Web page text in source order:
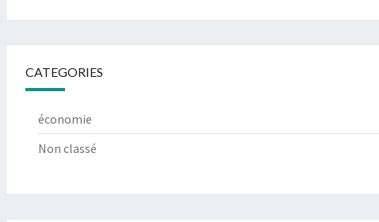
CATEGORIES
économie
Non classé